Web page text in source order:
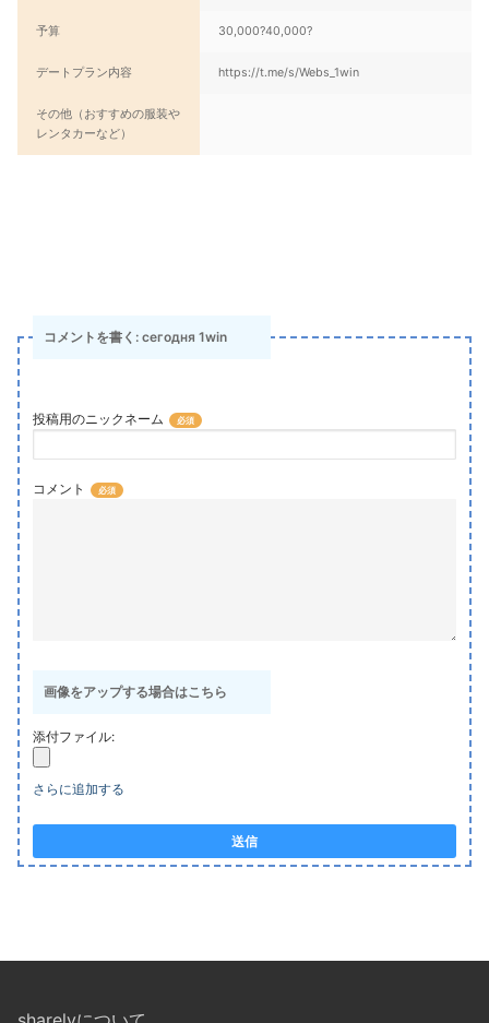
予算 30,000?40,000?
デートプラン内容 https://t.me/s/Webs_1win
その他（おすすめの服装や
レンタカーなど）
コメントを書く: сегодня 1win
投稿用のニックネーム
コメント
画像をアップする場合はこちら
添付ファイル:
さらに追加する
送信